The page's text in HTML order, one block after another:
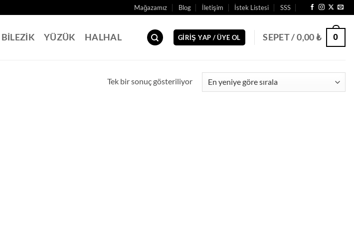
Mağazamız Blog İletişim İstek Listesi SSS
BİLEZİK YÜZÜK HALHAL GIRIŞ YAP / ÜYE OL SEPET /0,00₺ 0
Tek bir sonuç gösteriliyor